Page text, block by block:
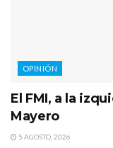
OPINIÓN
El FMI, a la
Mayero
5 AGOSTO, 2026